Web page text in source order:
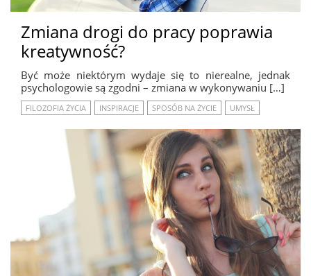
Zmiana drogi do pracy poprawia
kreatywność?
Być może niektórym wydaje się to nierealne, jednak
psychologowie są zgodni – zmiana w wykonywaniu […]
FILOZOFIA ŻYCIA INSPIRACJE SPOSÓB NA ŻYCIE UMYSŁ